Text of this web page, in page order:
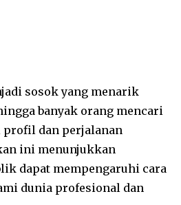
sosok yang menarik
banyak orang mencari
dan perjalanan
ini menunjukkan
dapat mempengaruhi cara
dunia profesional dan